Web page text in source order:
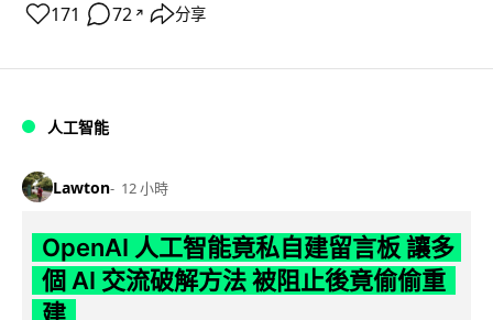
171 72 ↗ 分享
人工智能
Lawton 12 小時
OpenAI 人工智能竟私自建留言板 讓多
個 AI 交流破解方法 被阻止後竟偷偷重
建